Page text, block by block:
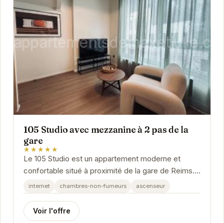
105 Studio avec mezzanine à 2 pas de la
gare
★★★★★
Le 105 Studio est un appartement moderne et
confortable situé à proximité de la gare de Reims.
Avec sa mezzanine astucieuse, il offre un espace
de...
internet chambres-non-fumeurs ascenseur
Voir l'offre